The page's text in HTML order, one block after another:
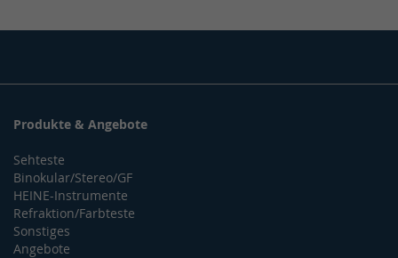
Produkte & Angebote
Sehteste
Binokular/Stereo/GF
HEINE-Instrumente
Refraktion/Farbteste
Sonstiges
Angebote